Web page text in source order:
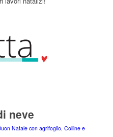
neve
Natale con agrifoglio, Colline e